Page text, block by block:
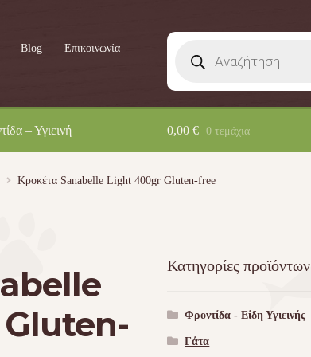
Blog Επικοινωνία
search
– Υγιεινή 0,00 € 0 τεμάχια
Κροκέτα Sanabelle Light 400gr Gluten-free
Κατηγορίες προϊόντων
Φροντίδα - Είδη Υγιεινής
Γάτα